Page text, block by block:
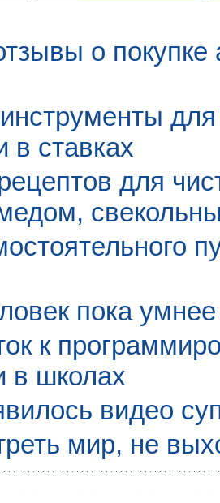
о
в ставках
для
пока умнее
к
в школах
видео
мир, не